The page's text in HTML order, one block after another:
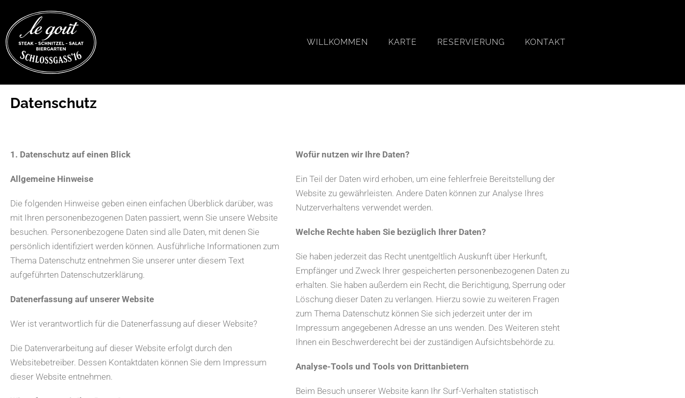
WILLKOMMEN KARTE RESERVIERUNG KONTAKT
Datenschutz
1. Datenschutz auf einen Blick
Allgemeine Hinweise
Die folgenden Hinweise geben einen einfachen Überblick darüber, was
mit Ihren personenbezogenen Daten passiert, wenn Sie unsere Website
besuchen. Personenbezogene Daten sind alle Daten, mit denen Sie
persönlich identifiziert werden können. Ausführliche Informationen zum
Thema Datenschutz entnehmen Sie unserer unter diesem Text
aufgeführten Datenschutzerklärung.
Datenerfassung auf unserer Website
Wer ist verantwortlich für die Datenerfassung auf dieser Website?
Die Datenverarbeitung auf dieser Website erfolgt durch den
Websitebetreiber. Dessen Kontaktdaten können Sie dem Impressum
dieser Website entnehmen.
Wofür nutzen wir Ihre Daten?
Ein Teil der Daten wird erhoben, um eine fehlerfreie Bereitstellung der
Website zu gewährleisten. Andere Daten können zur Analyse Ihres
Nutzerverhaltens verwendet werden.
Welche Rechte haben Sie bezüglich Ihrer Daten?
Sie haben jederzeit das Recht unentgeltlich Auskunft über Herkunft,
Empfänger und Zweck Ihrer gespeicherten personenbezogenen Daten zu
erhalten. Sie haben außerdem ein Recht, die Berichtigung, Sperrung oder
Löschung dieser Daten zu verlangen. Hierzu sowie zu weiteren Fragen
zum Thema Datenschutz können Sie sich jederzeit unter der im
Impressum angegebenen Adresse an uns wenden. Des Weiteren steht
Ihnen ein Beschwerderecht bei der zuständigen Aufsichtsbehörde zu.
Analyse-Tools und Tools von Drittanbietern
Beim Besuch unserer Website kann Ihr Surf-Verhalten statistisch